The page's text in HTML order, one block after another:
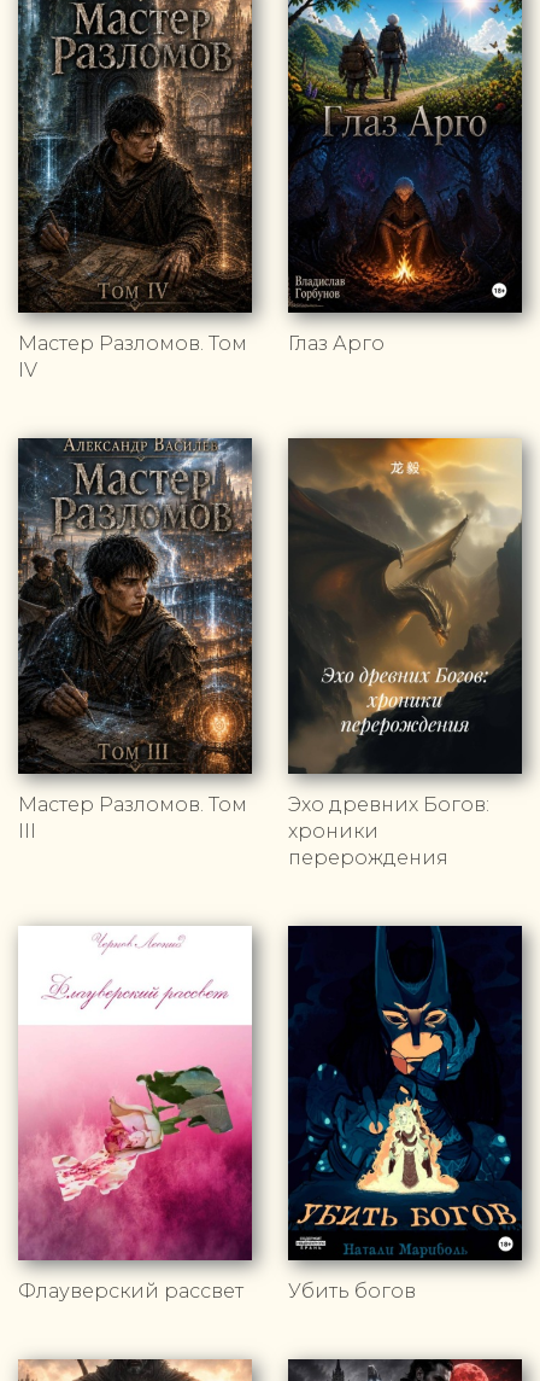
Мастер Разломов. Том
IV
Глаз Арго
Мастер Разломов. Том
III
Эхо древних Богов:
хроники
перерождения
Флауверский рассвет Убить богов